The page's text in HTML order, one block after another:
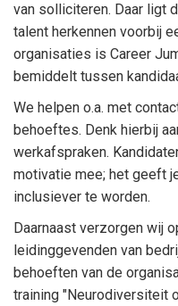
van solliciteren. Daar ligt
talent herkennen voorbij
organisaties is Career
bemiddelt tussen
We helpen o.a. met
behoeftes. Denk hierbij
werkafspraken.
motivatie mee; het geeft
inclusiever te worden.
Daarnaast verzorgen wij
leidinggevenden van
behoeften van de
training "Neurodiversiteit